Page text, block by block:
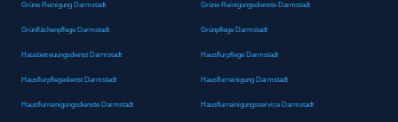
Grüne Reinigung Darmstadt Grüne Reinigungsdienste Darmstadt
Grünflächenpflege Darmstadt Grünpflege Darmstadt
Hausbetreuungsdienst Darmstadt Hausflurpflege Darmstadt
Hausflurpflegedienst Darmstadt Hausflurreinigung Darmstadt
Hausflurreinigungsdienste Darmstadt Hausflurreinigungsservice Darmstadt